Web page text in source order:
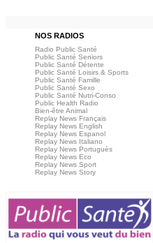
NOS RADIOS
Radio Public Santé
Public Santé Seniors
Public Santé Détente
Public Santé Loisirs & Sports
Public Santé Famille
Public Santé Sexo
Public Santé Nutri-Conso
Public Health Radio
Bien-être Animal
Replay News Français
Replay News English
Replay News Espanol
Replay News Italiano
Replay News Portuguès
Replay News Eco
Replay News Sport
Replay News Story